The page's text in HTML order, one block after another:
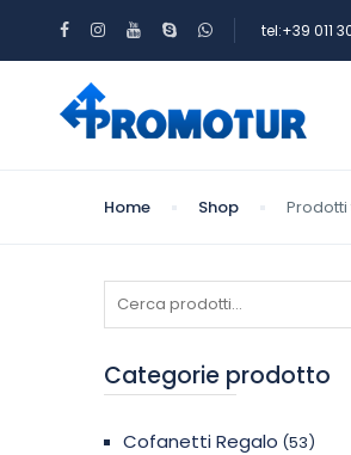
tel:+39 011
Home Shop Prodotti
Categorie prodotto
Cofanetti Regalo (53)